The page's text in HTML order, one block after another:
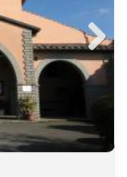
Next